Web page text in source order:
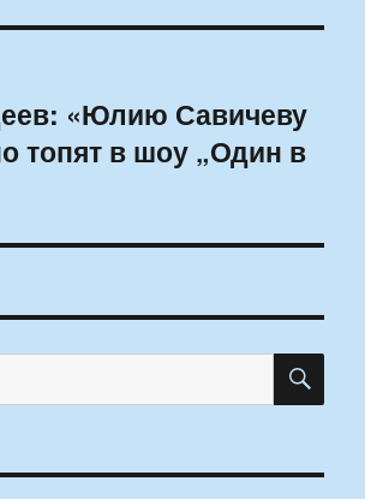
«Юлию Савичеву
топят в шоу „Один в